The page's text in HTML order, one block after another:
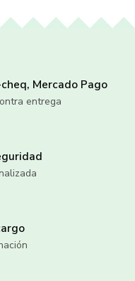
Mercado Pago
entrega